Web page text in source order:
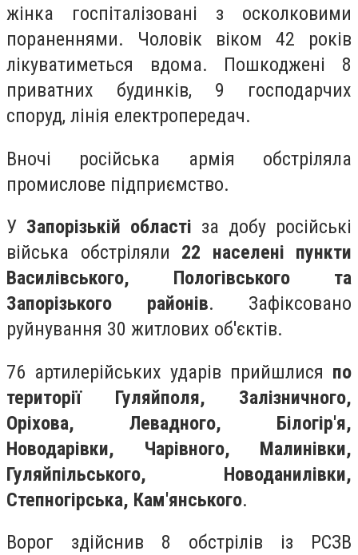
жінка госпіталізовані з осколковими
пораненнями. Чоловік віком 42 років
лікуватиметься вдома. Пошкоджені 8
приватних будинків, 9 господарчих
споруд, лінія електропередач.
Вночі російська армія обстріляла
промислове підприємство.
У Запорізькій області за добу російські
війська обстріляли 22 населені пункти
Василівського, Пологівського та
Запорізького районів. Зафіксовано
руйнування 30 житлових об'єктів.
76 артилерійських ударів прийшлися по
території Гуляйполя, Залізничного,
Оріхова, Левадного, Білогір'я,
Новодарівки, Чарівного, Малинівки,
Гуляйпільського, Новоданилівки,
Степногірська, Кам'янського.
Ворог здійснив 8 обстрілів із РСЗВ